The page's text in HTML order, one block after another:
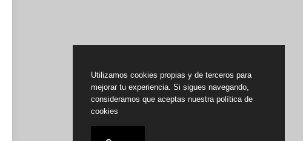
Utilizamos cookies propias y de terceros para
mejorar tu experiencia. Si sigues navegando,
consideramos que aceptas nuestra política de
cookies